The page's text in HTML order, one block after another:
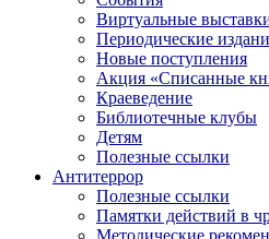
Виртуальные
Периодические
Новые поступления
Акция «Списанные
Краеведение
Библиотечные клубы
Детям
Полезные ссылки
Антитеррор
Полезные ссылки
Памятки действий в
Методические